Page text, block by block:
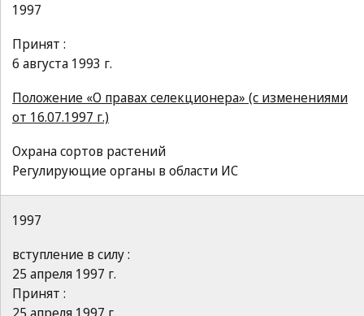
1997
Принят :
6 августа 1993 г.
Положение «О правах селекционера» (с изменениями
от 16.07.1997 г.)
Охрана сортов растений
Регулирующие органы в области ИС
1997
вступление в силу :
25 апреля 1997 г.
Принят :